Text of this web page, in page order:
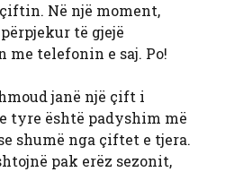
Në një moment,
të gjejë
telefonin e saj. Po!
janë një çift i
tyre është padyshim më
shumë nga çiftet e tjera.
pak erëz sezonit,